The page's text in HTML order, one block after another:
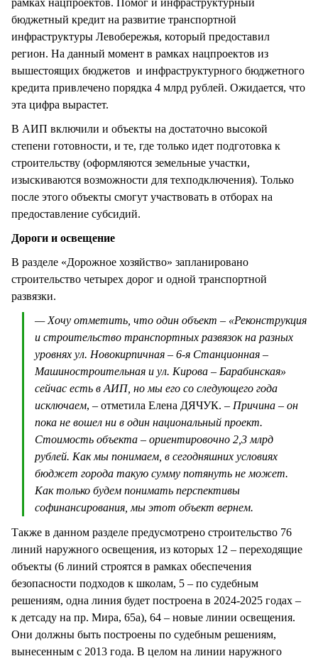
рамках нацпроектов. Помог и инфраструктурный
бюджетный кредит на развитие транспортной
инфраструктуры Левобережья, который предоставил
регион. На данный момент в рамках нацпроектов из
вышестоящих бюджетов и инфраструктурного бюджетного
кредита привлечено порядка 4 млрд рублей. Ожидается, что
эта цифра вырастет.
В АИП включили и объекты на достаточно высокой
степени готовности, и те, где только идет подготовка к
строительству (оформляются земельные участки,
изыскиваются возможности для техподключения). Только
после этого объекты смогут участвовать в отборах на
предоставление субсидий.
Дороги и освещение
В разделе «Дорожное хозяйство» запланировано
строительство четырех дорог и одной транспортной
развязки.
— Хочу отметить, что один объект – «Реконструкция
и строительство транспортных развязок на разных
уровнях ул. Новокирпичная – 6-я Станционная –
Машиностроительная и ул. Кирова – Барабинская»
сейчас есть в АИП, но мы его со следующего года
исключаем, – отметила Елена ДЯЧУК. – Причина – он
пока не вошел ни в один национальный проект.
Стоимость объекта – ориентировочно 2,3 млрд
рублей. Как мы понимаем, в сегодняшних условиях
бюджет города такую сумму потянуть не может.
Как только будем понимать перспективы
софинансирования, мы этот объект вернем.
Также в данном разделе предусмотрено строительство 76
линий наружного освещения, из которых 12 – переходящие
объекты (6 линий строятся в рамках обеспечения
безопасности подходов к школам, 5 – по судебным
решениям, одна линия будет построена в 2024-2025 годах –
к детсаду на пр. Мира, 65а), 64 – новые линии освещения.
Они должны быть построены по судебным решениям,
вынесенным с 2013 года. В целом на линии наружного